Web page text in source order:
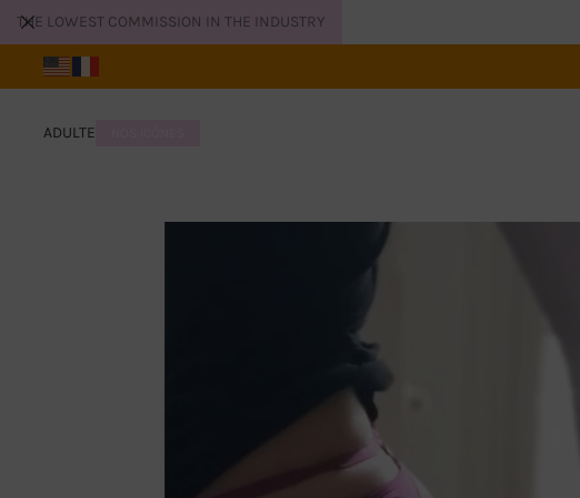
ADULTE
THE LOWEST COMMISSION IN THE INDUSTRY